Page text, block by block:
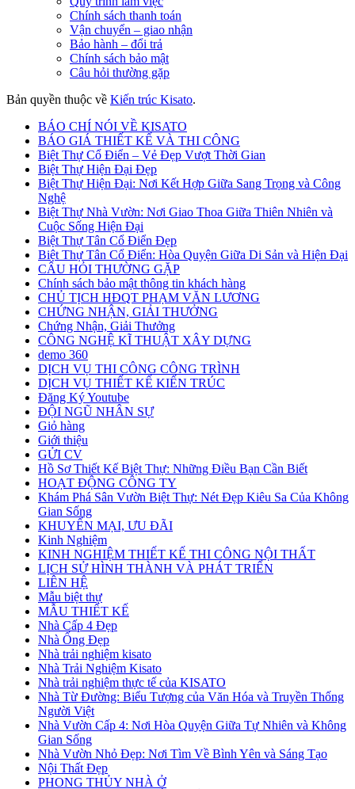
Chính sách thanh toán
Vận chuyển – giao nhận
Bảo hành – đổi trả
Chính sách bảo mật
Câu hỏi thường gặp
Bản quyền thuộc về Kiến trúc Kisato.
BÁO CHÍ NÓI VỀ KISATO
BÁO GIÁ THIẾT KẾ VÀ THI CÔNG
Biệt Thự Cổ Điển – Vẻ Đẹp Vượt Thời Gian
Biệt Thự Hiện Đại Đẹp
Biệt Thự Hiện Đại: Nơi Kết Hợp Giữa Sang Trọng và Công
Nghệ
Biệt Thự Nhà Vườn: Nơi Giao Thoa Giữa Thiên Nhiên và
Cuộc Sống Hiện Đại
Biệt Thự Tân Cổ Điển Đẹp
Biệt Thự Tân Cổ Điển: Hòa Quyện Giữa Di Sản và Hiện Đại
CÂU HỎI THƯỜNG GẶP
Chính sách bảo mật thông tin khách hàng
CHỦ TỊCH HĐQT PHẠM VĂN LƯƠNG
CHỨNG NHẬN, GIẢI THƯỞNG
Chứng Nhận, Giải Thưởng
CÔNG NGHỆ KĨ THUẬT XÂY DỰNG
demo 360
DỊCH VỤ THI CÔNG CÔNG TRÌNH
DỊCH VỤ THIẾT KẾ KIẾN TRÚC
Đăng Ký Youtube
ĐỘI NGŨ NHÂN SỰ
Giỏ hàng
Giới thiệu
GỬI CV
Hồ Sơ Thiết Kế Biệt Thự: Những Điều Bạn Cần Biết
HOẠT ĐỘNG CÔNG TY
Khám Phá Sân Vườn Biệt Thự: Nét Đẹp Kiêu Sa Của Không
Gian Sống
KHUYẾN MẠI, ƯU ĐÃI
Kinh Nghiệm
KINH NGHIỆM THIẾT KẾ THI CÔNG NỘI THẤT
LỊCH SỬ HÌNH THÀNH VÀ PHÁT TRIỂN
LIÊN HỆ
Mẫu biệt thự
MẪU THIẾT KẾ
Nhà Cấp 4 Đẹp
Nhà Ống Đẹp
Nhà trải nghiệm kisato
Nhà Trải Nghiệm Kisato
Nhà trải nghiệm thực tế của KISATO
Nhà Từ Đường: Biểu Tượng của Văn Hóa và Truyền Thống
Người Việt
Nhà Vườn Cấp 4: Nơi Hòa Quyện Giữa Tự Nhiên và Không
Gian Sống
Nhà Vườn Nhỏ Đẹp: Nơi Tìm Về Bình Yên và Sáng Tạo
Nội Thất Đẹp
PHONG THỦY NHÀ Ở